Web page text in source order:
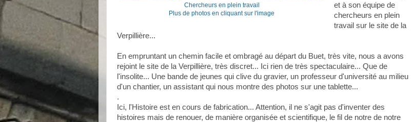
Chercheurs en plein travail
Plus de photos en cliquant sur l'image
et à son équipe de
chercheurs en plein
travail sur le site de la
Verpillière...
En empruntant un chemin facile et ombragé au départ du Buet, très vite, nous a avons
rejoint le site de la Verpillière, très discret... Ici rien de très spectaculaire... Que de
l'insolite... Une bande de jeunes qui clive du gravier, un professeur d'université au milieu
d'un chantier, un assistant qui nous montre des photos sur une tablette...
.
Ici, l'Histoire est en cours de fabrication... Attention, il ne s'agit pas d'inventer des
histoires mais de renouer, de manière organisée et scientifique, le fil de notre de notre